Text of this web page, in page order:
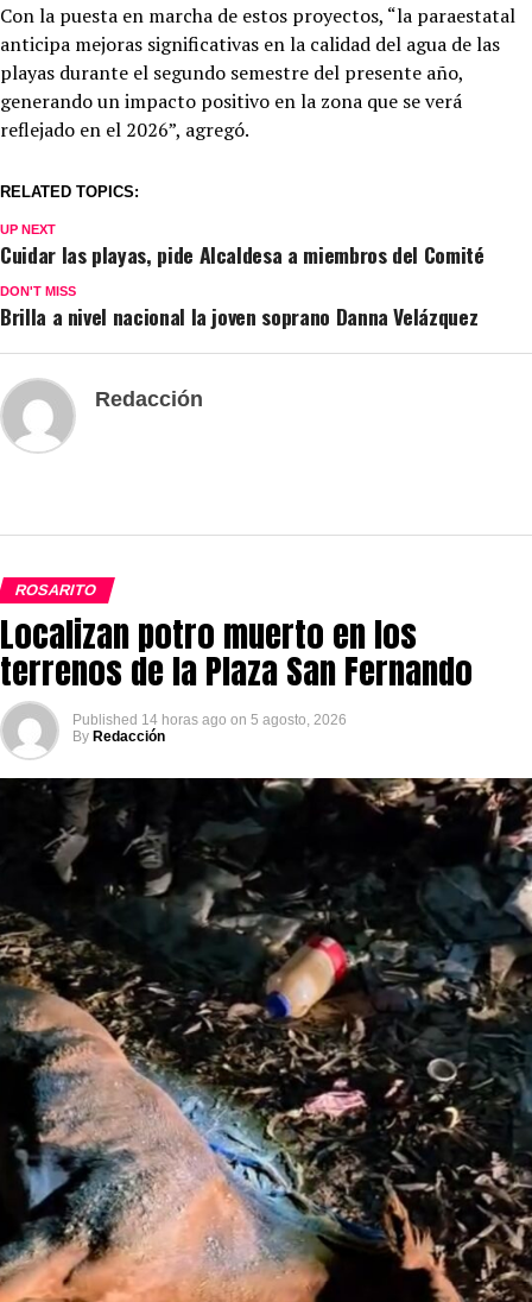
Con la puesta en marcha de estos proyectos, “la paraestatal
anticipa mejoras significativas en la calidad del agua de las
playas durante el segundo semestre del presente año,
generando un impacto positivo en la zona que se verá
reflejado en el 2026”, agregó.
RELATED TOPICS:
UP NEXT
Cuidar las playas, pide Alcaldesa a miembros del Comité
DON'T MISS
Brilla a nivel nacional la joven soprano Danna Velázquez
Redacción
ROSARITO
Localizan potro muerto en los
terrenos de la Plaza San Fernando
Published 14 horas ago on 5 agosto, 2026
By Redacción